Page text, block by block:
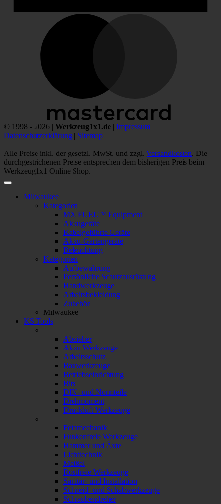
© 1998 - 2026 | Werkzeug1x1.de | Impressum |
Datenschutzerklärung | Sitemap
Alle Preise inkl. der gesetzl. MwSt. und zzgl. Versandkosten. Die
durchgestrichenen Preise entsprechen dem bisherigen Preis beim
Werkzeug1x1 Online Shop.
Milwaukee
Kategorien
MX FUEL™ Equipment
Akkugeräte
Kabelgeführte Geräte
Akku-Gartengeräte
Beleuchtung
Kategorien
Aufbewahrung
Persönliche Schutzausrüstung
Handwerkzeuge
Arbeitsbekleidung
Zubehör
Milwaukee
KS Tools
Abzieher
Akku Werkzeuge
Arbeitsschutz
Bauwerkzeuge
Betriebseinrichtung
Bits
DIN- und Normteile
Drehmoment
Druckluft Werkzeuge
Feinmechanik
Funkenfreie Werkzeuge
Hammer und Äxte
Lichttechnik
Meißel
Rostfreie Werkzeuge
Sanitär- und Installation
Schneid- und Schabwerkzeuge
Schraubendreher